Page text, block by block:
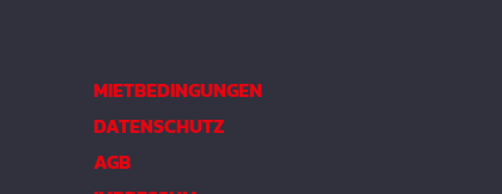
MIETBEDINGUNGEN
DATENSCHUTZ
AGB